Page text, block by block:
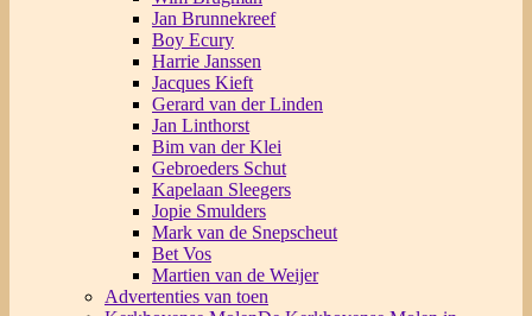
Jan Brunnekreef
Boy Ecury
Harrie Janssen
Jacques Kieft
Gerard van der Linden
Jan Linthorst
Bim van der Klei
Gebroeders Schut
Kapelaan Sleegers
Jopie Smulders
Mark van de Snepscheut
Bet Vos
Martien van de Weijer
Advertenties van toen